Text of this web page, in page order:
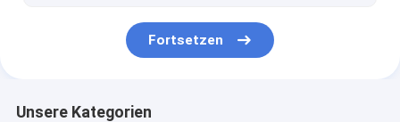
Skincare-Anzeigen-Regale
Fortsetzen
Unsere Kategorien